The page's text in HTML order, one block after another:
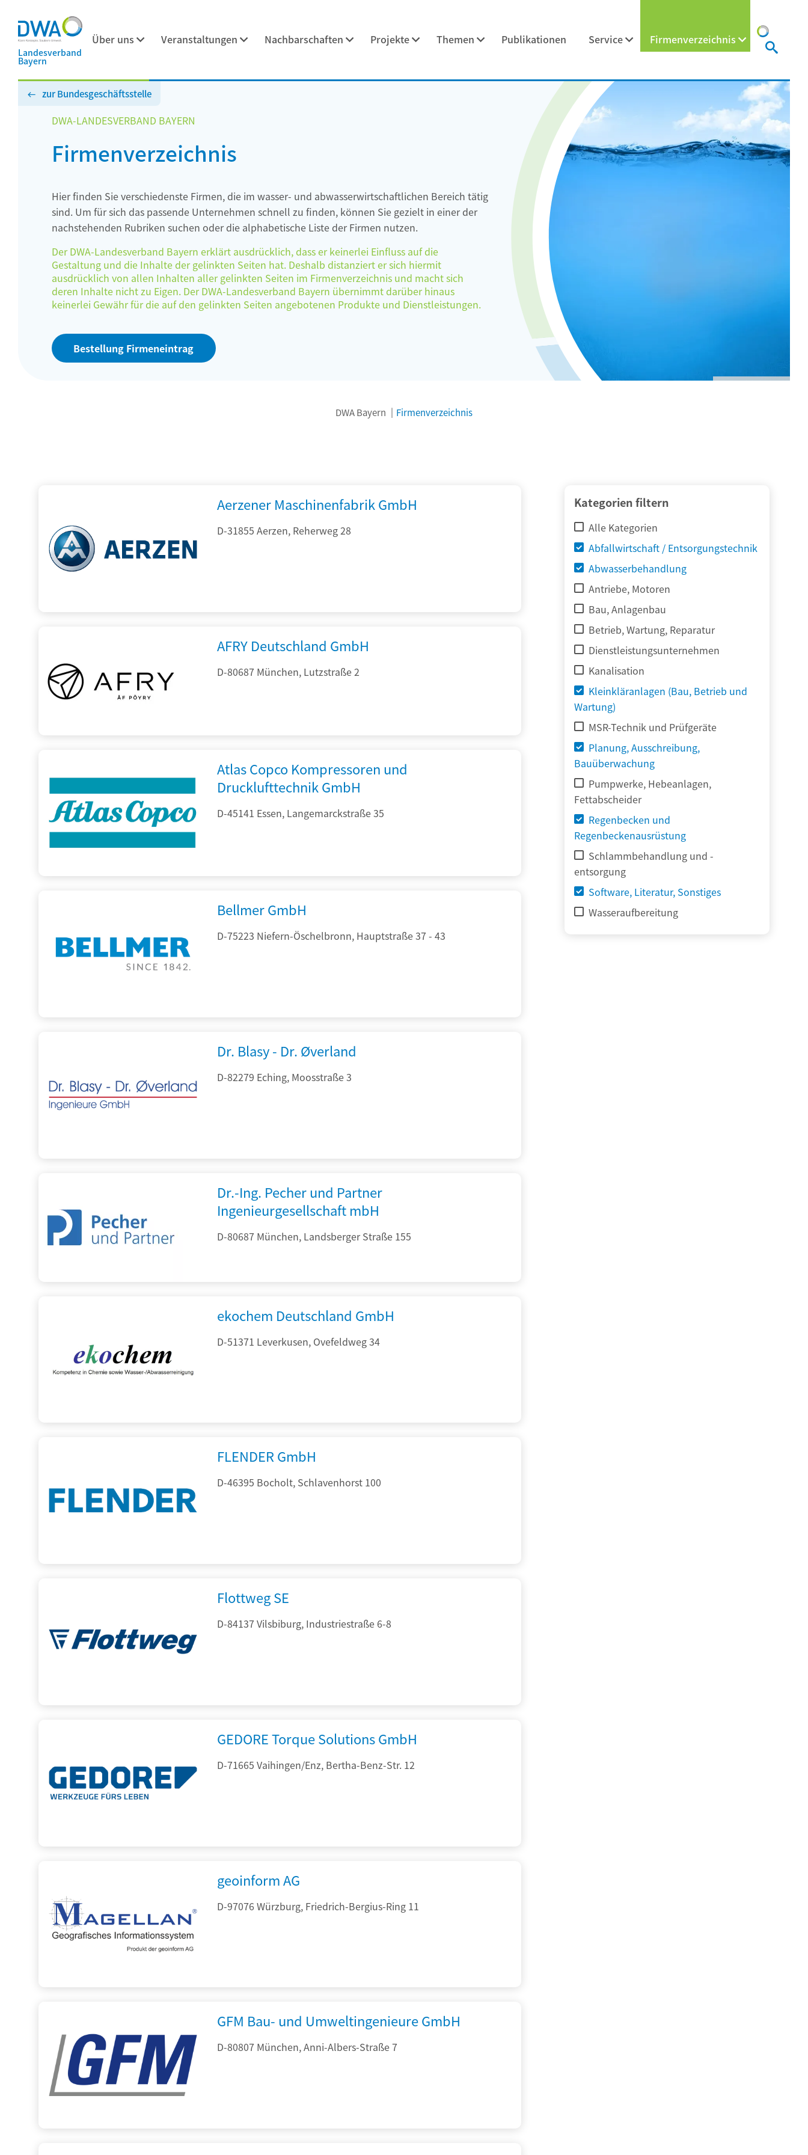
Landesverband
Bayern
Über uns Veranstaltungen Nachbarschaften Projekte Themen Publikationen Service Firmenverzeichnis
zur Bundesgeschäftsstelle
DWA-LANDESVERBAND BAYERN
Firmenverzeichnis
Hier finden Sie verschiedenste Firmen, die im wasser- und abwasserwirtschaftlichen Bereich tätig
sind. Um für sich das passende Unternehmen schnell zu finden, können Sie gezielt in einer der
nachstehenden Rubriken suchen oder die alphabetische Liste der Firmen nutzen.
Der DWA-Landesverband Bayern erklärt ausdrücklich, dass er keinerlei Einfluss auf die
Gestaltung und die Inhalte der gelinkten Seiten hat. Deshalb distanziert er sich hiermit
ausdrücklich von allen Inhalten aller gelinkten Seiten im Firmenverzeichnis und macht sich
deren Inhalte nicht zu Eigen. Der DWA-Landesverband Bayern übernimmt darüber hinaus
keinerlei Gewähr für die auf den gelinkten Seiten angebotenen Produkte und Dienstleistungen.
Bestellung Firmeneintrag
DWA Bayern Firmenverzeichnis
Kategorien filtern
Alle Kategorien
Abfallwirtschaft / Entsorgungstechnik
Abwasserbehandlung
Antriebe, Motoren
Bau, Anlagenbau
Betrieb, Wartung, Reparatur
Dienstleistungsunternehmen
Kanalisation
Kleinkläranlagen (Bau, Betrieb und
Wartung)
MSR-Technik und Prüfgeräte
Planung, Ausschreibung,
Bauüberwachung
Pumpwerke, Hebeanlagen,
Fettabscheider
Regenbecken und
Regenbeckenausrüstung
Schlammbehandlung und -
entsorgung
Software, Literatur, Sonstiges
Wasseraufbereitung
Aerzener Maschinenfabrik GmbH
D-31855 Aerzen, Reherweg 28
AFRY Deutschland GmbH
D-80687 München, Lutzstraße 2
Atlas Copco Kompressoren und
Drucklufttechnik GmbH
D-45141 Essen, Langemarckstraße 35
Bellmer GmbH
D-75223 Niefern-Öschelbronn, Hauptstraße 37 - 43
Dr. Blasy - Dr. Øverland
D-82279 Eching, Moosstraße 3
Dr.-Ing. Pecher und Partner
Ingenieurgesellschaft mbH
D-80687 München, Landsberger Straße 155
ekochem Deutschland GmbH
D-51371 Leverkusen, Ovefeldweg 34
FLENDER GmbH
D-46395 Bocholt, Schlavenhorst 100
Flottweg SE
D-84137 Vilsbiburg, Industriestraße 6-8
GEDORE Torque Solutions GmbH
D-71665 Vaihingen/Enz, Bertha-Benz-Str. 12
geoinform AG
D-97076 Würzburg, Friedrich-Bergius-Ring 11
GFM Bau- und Umweltingenieure GmbH
D-80807 München, Anni-Albers-Straße 7